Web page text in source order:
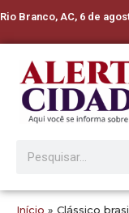
Rio Branco, AC, 6 de
Início » Clássico